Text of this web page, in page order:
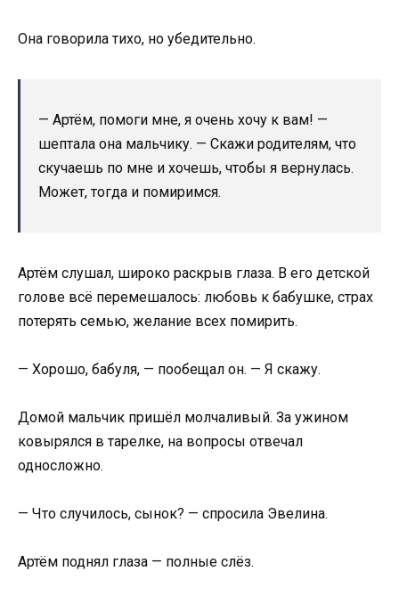
Она говорила тихо, но убедительно.
— Артём, помоги мне, я очень хочу к вам! —
шептала она мальчику. — Скажи родителям, что
скучаешь по мне и хочешь, чтобы я вернулась.
Может, тогда и помиримся.
Артём слушал, широко раскрыв глаза. В его детской
голове всё перемешалось: любовь к бабушке, страх
потерять семью, желание всех помирить.
— Хорошо, бабуля, — пообещал он. — Я скажу.
Домой мальчик пришёл молчаливый. За ужином
ковырялся в тарелке, на вопросы отвечал
односложно.
— Что случилось, сынок? — спросила Эвелина.
Артём поднял глаза — полные слёз.